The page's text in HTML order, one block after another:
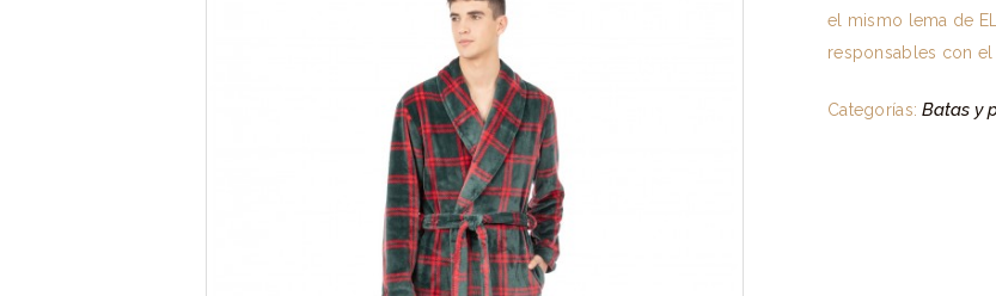
el mismo lema de
responsables con
Categorías:Batas y